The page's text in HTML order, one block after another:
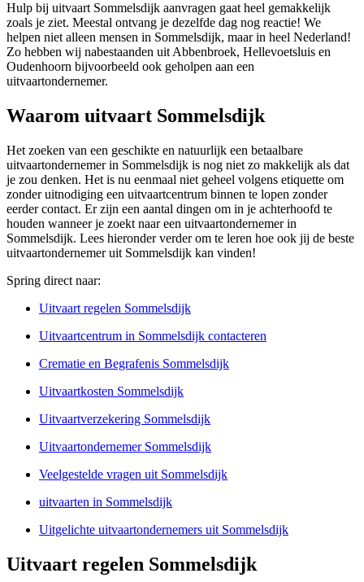
Hulp bij uitvaart Sommelsdijk aanvragen gaat heel gemakkelijk
zoals je ziet. Meestal ontvang je dezelfde dag nog reactie! We
helpen niet alleen mensen in Sommelsdijk, maar in heel Nederland!
Zo hebben wij nabestaanden uit Abbenbroek, Hellevoetsluis en
Oudenhoorn bijvoorbeeld ook geholpen aan een
uitvaartondernemer.
Waarom uitvaart Sommelsdijk
Het zoeken van een geschikte en natuurlijk een betaalbare
uitvaartondernemer in Sommelsdijk is nog niet zo makkelijk als dat
je zou denken. Het is nu eenmaal niet geheel volgens etiquette om
zonder uitnodiging een uitvaartcentrum binnen te lopen zonder
eerder contact. Er zijn een aantal dingen om in je achterhoofd te
houden wanneer je zoekt naar een uitvaartondernemer in
Sommelsdijk. Lees hieronder verder om te leren hoe ook jij de beste
uitvaartondernemer uit Sommelsdijk kan vinden!
Spring direct naar:
Uitvaart regelen Sommelsdijk
Uitvaartcentrum in Sommelsdijk contacteren
Crematie en Begrafenis Sommelsdijk
Uitvaartkosten Sommelsdijk
Uitvaartverzekering Sommelsdijk
Uitvaartondernemer Sommelsdijk
Veelgestelde vragen uit Sommelsdijk
uitvaarten in Sommelsdijk
Uitgelichte uitvaartondernemers uit Sommelsdijk
Uitvaart regelen Sommelsdijk